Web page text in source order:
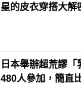
星的皮衣穿搭大解
日本舉辦超荒謬
480人參加，簡直